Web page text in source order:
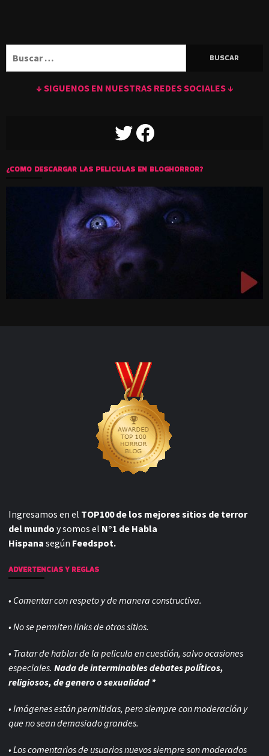
↓ SIGUENOS EN NUESTRAS REDES SOCIALES ↓
TWITTERFACEBOOK
¿COMO DESCARGAR LAS PELICULAS EN BLOGHORROR?
Ingresamos en el TOP100 de los mejores sitios de terror
del mundo y somos el N°1 de Habla
Hispana según Feedspot.
ADVERTENCIAS Y REGLAS
• Comentar con respeto y de manera constructiva.
• No se permiten links de otros sitios.
• Tratar de hablar de la pelicula en cuestión, salvo ocasiones
especiales. Nada de interminables debates políticos,
religiosos, de genero o sexualidad *
• Imágenes están permitidas, pero siempre conmoderación y
que no sean demasiado grandes.
• Los comentarios de usuarios nuevos siempre son moderados